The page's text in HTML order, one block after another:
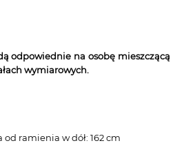
odpowiednie na osobę mieszczącą
wymiarowych.
ramienia w dół: 162 cm